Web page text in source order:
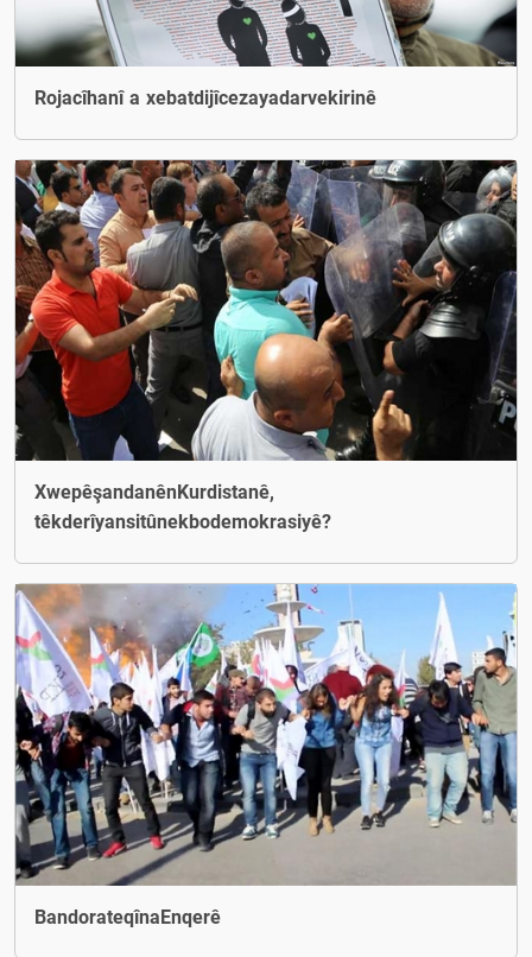
Rojacîhanî a xebatdijîcezayadarvekirinê
XwepêşandanênKurdistanê,
têkderîyansitûnekbodemokrasiyê?
BandorateqînaEnqerê